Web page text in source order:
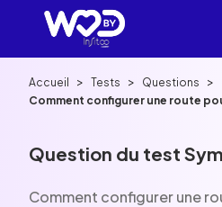
Accueil > Tests > Questions >
Comment configurer une route
Question du test
Comment configurer une